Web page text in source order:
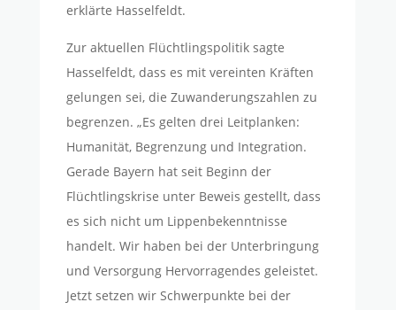
erklärte Hasselfeldt.
Zur aktuellen Flüchtlingspolitik sagte
Hasselfeldt, dass es mit vereinten Kräften
gelungen sei, die Zuwanderungszahlen zu
begrenzen. „Es gelten drei Leitplanken:
Humanität, Begrenzung und Integration.
Gerade Bayern hat seit Beginn der
Flüchtlingskrise unter Beweis gestellt, dass
es sich nicht um Lippenbekenntnisse
handelt. Wir haben bei der Unterbringung
und Versorgung Hervorragendes geleistet.
Jetzt setzen wir Schwerpunkte bei der